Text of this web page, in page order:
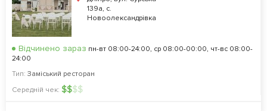
139а, с.
Новоолександрівка
Відчинено зараз пн-вт 08:00-24:00, ср 08:00-00:00, чт-вс 08:00-
24:00
Тип: Заміський ресторан
Середній чек: $$$$